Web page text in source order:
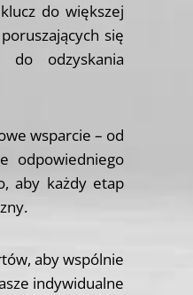
do większej
się
do odzyskania
wsparcie – od
odpowiedniego
aby każdy etap
aby wspólnie
indywidualne